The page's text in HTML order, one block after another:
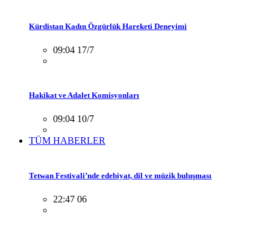
Kürdistan Kadın Özgürlük Hareketi Deneyimi
09:04 17/7
Hakikat ve Adalet Komisyonları
09:04 10/7
TÜM HABERLER
Tetwan Festivali’nde edebiyat, dil ve müzik buluşması
22:47 06